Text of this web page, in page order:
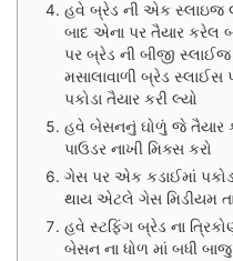
હવે બ્રેડ ની એક સ્લાઇજ
બાદ એના પર તૈયાર કરેલ
પર બ્રેડ ની બીજી
મસાલાવાળી બ્રેડ
પકોડા તૈયાર કરી લ્યો
હવે બેસનનું ઘોળું જે તૈયાર
પાઉડર નાખી મિક્સ કરો
ગેસ પર એક કડાઈમાં
થાય એટલે ગેસ મિડીયમ
હવે સ્ટફિંગ બ્રેડ ના
બેસન ના ધોળ માં બધી